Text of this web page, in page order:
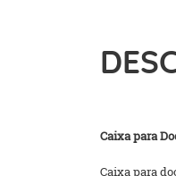
Caixa para
Caixa para